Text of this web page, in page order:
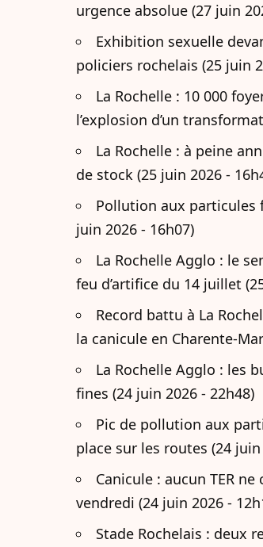
urgence absolue (27 juin
Exhibition sexuelle
policiers rochelais (25 juin
La Rochelle : 10 000
l’explosion d’un
La Rochelle : à peine
de stock (25 juin 2026 -
Pollution aux particules
juin 2026 - 16h07)
La Rochelle Agglo : le
feu d’artifice du 14 juillet
Record battu à La
la canicule en Charente-
La Rochelle Agglo : les
fines (24 juin 2026 - 22h48)
Pic de pollution aux
place sur les routes (24 juin
Canicule : aucun TER
vendredi (24 juin 2026 -
Stade Rochelais : deux